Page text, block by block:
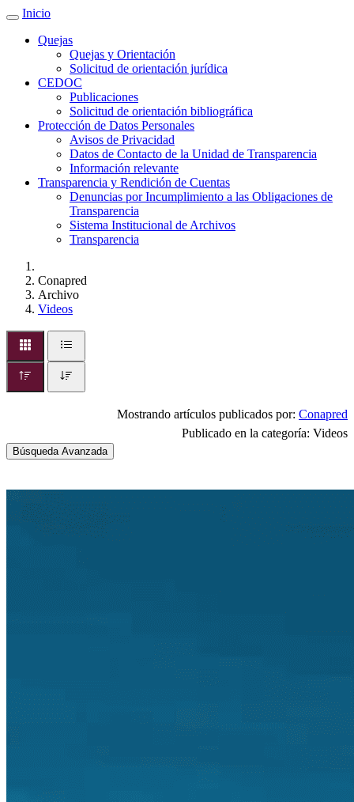
Inicio
Quejas
Quejas y Orientación
Solicitud de orientación jurídica
CEDOC
Publicaciones
Solicitud de orientación bibliográfica
Protección de Datos Personales
Avisos de Privacidad
Datos de Contacto de la Unidad de Transparencia
Información relevante
Transparencia y Rendición de Cuentas
Denuncias por Incumplimiento a las Obligaciones de
Transparencia
Sistema Institucional de Archivos
Transparencia
Conapred
Archivo
Videos
Mostrando artículos publicados por: Conapred
Publicado en la categoría: Videos
Búsqueda Avanzada